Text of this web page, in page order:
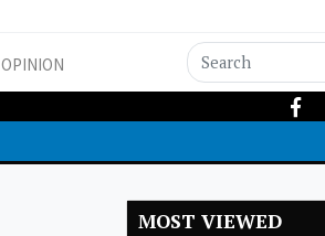
OPINION
MOST VIEWED